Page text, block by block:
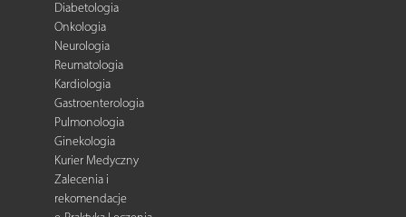
Diabetologia
Onkologia
Neurologia
Reumatologia
Kardiologia
Gastroenterologia
Pulmonologia
Ginekologia
Kurier Medyczny
Zalecenia i
rekomendacje